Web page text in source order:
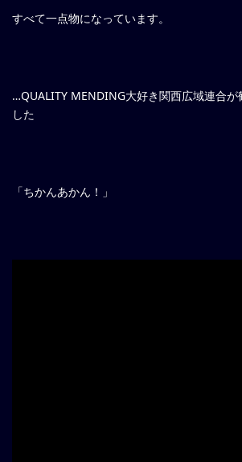
すべて一点物になっています。
…QUALITY MENDING大好き関西広域連合が
した
「ちかんあかん！」